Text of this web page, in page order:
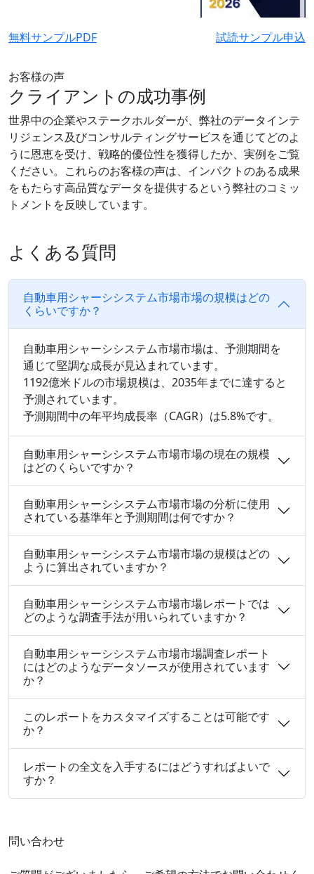
無料サンプルPDF 試読サンプル申込
お客様の声
クライアントの成功事例
世界中の企業やステークホルダーが、弊社のデータインテ
リジェンス及びコンサルティングサービスを通じてどのよ
うに恩恵を受け、戦略的優位性を獲得したか、実例をご覧
ください。これらのお客様の声は、インパクトのある成果
をもたらす高品質なデータを提供するという弊社のコミッ
トメントを反映しています。
よくある質問
自動車用シャーシシステム市場市場の規模はどの
くらいですか？
自動車用シャーシシステム市場市場は、予測期間を
通じて堅調な成長が見込まれています。
1192億米ドルの市場規模は、2035年までに達すると
予測されています。
予測期間中の年平均成長率（CAGR）は5.8%です。
自動車用シャーシシステム市場市場の現在の規模
はどのくらいですか？
自動車用シャーシシステム市場市場の分析に使用
されている基準年と予測期間は何ですか？
自動車用シャーシシステム市場市場の規模はどの
ように算出されていますか？
自動車用シャーシシステム市場市場レポートでは
どのような調査手法が用いられていますか？
自動車用シャーシシステム市場市場調査レポート
にはどのようなデータソースが使用されています
か？
このレポートをカスタマイズすることは可能です
か？
レポートの全文を入手するにはどうすればよいで
すか？
問い合わせ